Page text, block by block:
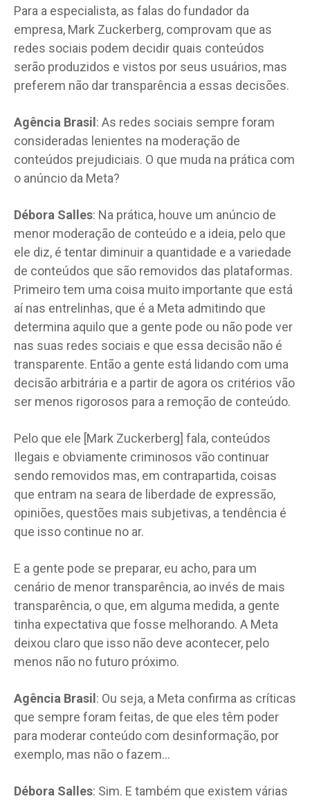
Para a especialista, as falas do fundador da
empresa, Mark Zuckerberg, comprovam que as
redes sociais podem decidir quais conteúdos
serão produzidos e vistos por seus usuários, mas
preferem não dar transparência a essas decisões.
Agência Brasil : As redes sociais sempre foram
consideradas lenientes na moderação de
conteúdos prejudiciais. O que muda na prática com
o anúncio da Meta?
Débora Salles: Na prática, houve um anúncio de
menor moderação de conteúdo e a ideia, pelo que
ele diz, é tentar diminuir a quantidade e a variedade
de conteúdos que são removidos das plataformas.
Primeiro tem uma coisa muito importante que está
aí nas entrelinhas, que é a Meta admitindo que
determina aquilo que a gente pode ou não pode ver
nas suas redes sociais e que essa decisão não é
transparente. Então a gente está lidando com uma
decisão arbitrária e a partir de agora os critérios vão
ser menos rigorosos para a remoção de conteúdo.
Pelo que ele [Mark Zuckerberg] fala, conteúdos
Ilegais e obviamente criminosos vão continuar
sendo removidos mas, em contrapartida, coisas
que entram na seara de liberdade de expressão,
opiniões, questões mais subjetivas, a tendência é
que isso continue no ar.
E a gente pode se preparar, eu acho, para um
cenário de menor transparência, ao invés de mais
transparência, o que, em alguma medida, a gente
tinha expectativa que fosse melhorando. A Meta
deixou claro que isso não deve acontecer, pelo
menos não no futuro próximo.
Agência Brasil : Ou seja, a Meta confirma as críticas
que sempre foram feitas, de que eles têm poder
para moderar conteúdo com desinformação, por
exemplo, mas não o fazem…
Débora Salles: Sim. E também que existem várias